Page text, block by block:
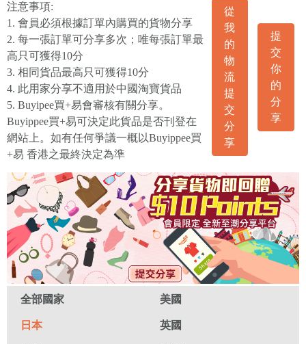
注意事項:
1. 會員必須根據訂單內購買的貨物分享
2. 每一張訂單可分享多次；唯每張訂單最
高只可獲得10分
3. 相同貨品最高只可獲得10分
4. 此用家分享不適用於中國淘寶貨品
5. Buyipee買+易會審核有關分享。
Buyippee買+易可決定此貨品是否刊登在
網站上。如有任何爭議一概以Buyippee買
+易 香港之最終決定為準
從
我
的
物
流
提
交
分
享
提
交
你
的
分
享
全部國家 美國
日本 英國